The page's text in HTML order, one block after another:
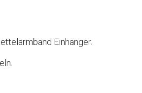
Einhänger.